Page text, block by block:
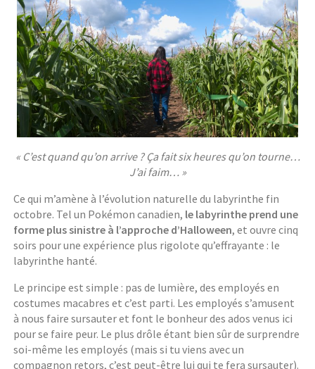
« C’est quand qu’on arrive ? Ça fait six heures qu’on tourne…
J’ai faim… »
Ce qui m’amène à l’évolution naturelle du labyrinthe fin
octobre. Tel un Pokémon canadien, le labyrinthe prend une
forme plus sinistre à l’approche d’Halloween, et ouvre cinq
soirs pour une expérience plus rigolote qu’effrayante : le
labyrinthe hanté.
Le principe est simple : pas de lumière, des employés en
costumes macabres et c’est parti. Les employés s’amusent
à nous faire sursauter et font le bonheur des ados venus ici
pour se faire peur. Le plus drôle étant bien sûr de surprendre
soi-même les employés (mais si tu viens avec un
compagnon retors, c’est peut-être lui qui te fera sursauter).